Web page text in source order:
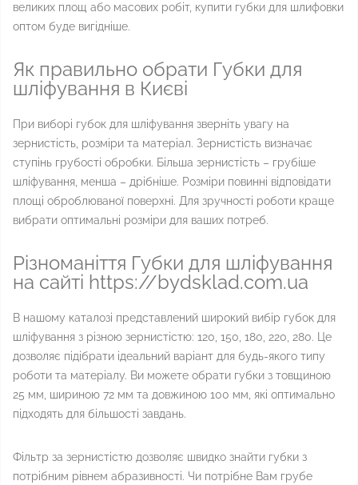
великих площ або масових робіт, купити губки для шлифовки
оптом буде вигідніше.
Як правильно обрати Губки для
шліфування в Києві
При виборі губок для шліфування зверніть увагу на
зернистість, розміри та матеріал. Зернистість визначає
ступінь грубості обробки. Більша зернистість – грубіше
шліфування, менша – дрібніше. Розміри повинні відповідати
площі оброблюваної поверхні. Для зручності роботи краще
вибрати оптимальні розміри для ваших потреб.
Різноманіття Губки для шліфування
на сайті https://bydsklad.com.ua
В нашому каталозі представлений широкий вибір губок для
шліфування з різною зернистістю: 120, 150, 180, 220, 280. Це
дозволяє підібрати ідеальний варіант для будь-якого типу
роботи та матеріалу. Ви можете обрати губки з товщиною
25 мм, шириною 72 мм та довжиною 100 мм, які оптимально
підходять для більшості завдань.
Фільтр за зернистістю дозволяє швидко знайти губки з
потрібним рівнем абразивності. Чи потрібне Вам грубе